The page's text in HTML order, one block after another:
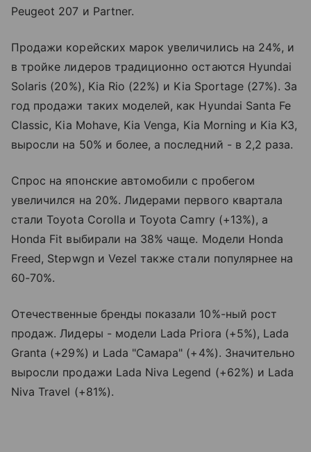
Peugeot 207 и Partner.
Продажи корейских марок увеличились на 24%, и
в тройке лидеров традиционно остаются Hyundai
Solaris (20%), Kia Rio (22%) и Kia Sportage (27%). За
год продажи таких моделей, как Hyundai Santa Fe
Classic, Kia Mohave, Kia Venga, Kia Morning и Kia K3,
выросли на 50% и более, а последний - в 2,2 раза.
Спрос на японские автомобили с пробегом
увеличился на 20%. Лидерами первого квартала
стали Toyota Corolla и Toyota Camry (+13%), а
Honda Fit выбирали на 38% чаще. Модели Honda
Freed, Stepwgn и Vezel также стали популярнее на
60-70%.
Отечественные бренды показали 10%-ный рост
продаж. Лидеры - модели Lada Priora (+5%), Lada
Granta (+29%) и Lada "Самара" (+4%). Значительно
выросли продажи Lada Niva Legend (+62%) и Lada
Niva Travel (+81%).